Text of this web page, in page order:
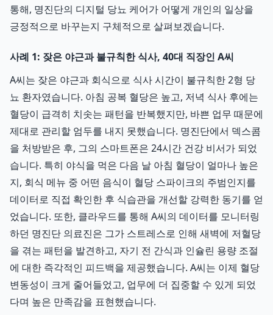
통해, 명진단의 디지털 당뇨 케어가 어떻게 개인의 일상을
긍정적으로 바꾸는지 구체적으로 살펴보겠습니다.
사례 1: 잦은 야근과 불규칙한 식사, 40대 직장인 A씨
A씨는 잦은 야근과 회식으로 식사 시간이 불규칙한 2형 당
뇨 환자였습니다. 아침 공복 혈당은 높고, 저녁 식사 후에는
혈당이 급격히 치솟는 패턴을 반복했지만, 바쁜 업무 때문에
제대로 관리할 엄두를 내지 못했습니다. 명진단에서 덱스콤
을 처방받은 후, 그의 스마트폰은 24시간 건강 비서가 되었
습니다. 특히 야식을 먹은 다음 날 아침 혈당이 얼마나 높은
지, 회식 메뉴 중 어떤 음식이 혈당 스파이크의 주범인지를
데이터로 직접 확인한 후 식습관을 개선할 강력한 동기를 얻
었습니다. 또한, 클라우드를 통해 A씨의 데이터를 모니터링
하던 명진단 의료진은 그가 스트레스로 인해 새벽에 저혈당
을 겪는 패턴을 발견하고, 자기 전 간식과 인슐린 용량 조절
에 대한 즉각적인 피드백을 제공했습니다. A씨는 이제 혈당
변동성이 크게 줄어들었고, 업무에 더 집중할 수 있게 되었
다며 높은 만족감을 표현했습니다.